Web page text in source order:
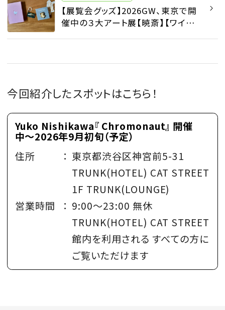
【展覧会グッズ】2026GW、東京で開
催中の３大アート展【暁斎】【ワイエ
今回紹介したスポットはこちら！
Yuko Nishikawa『 Chromonaut』 開催
中〜2026年9月初旬（予定）
住所
： 東京都渋谷区神宮前5-31
TRUNK(HOTEL) CAT STREET
1F TRUNK(LOUNGE)
営業時間
： 9:00〜23:00 無休
TRUNK(HOTEL) CAT STREET
館内を利用される すべての方に
ご覧いただけます